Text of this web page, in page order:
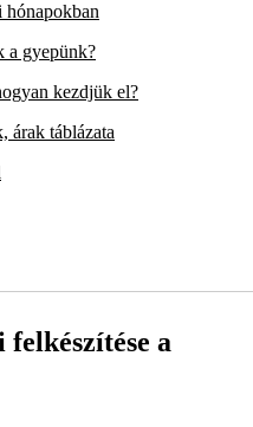
hónapokban
a gyepünk?
kezdjük el?
árak táblázata
a